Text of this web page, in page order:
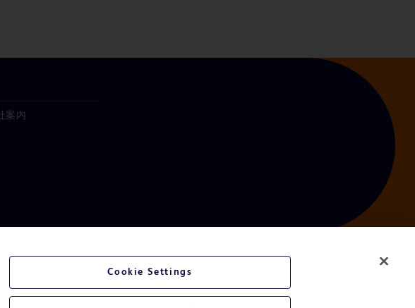
案内
Cookie Settings